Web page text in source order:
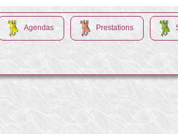
Agendas Prestations